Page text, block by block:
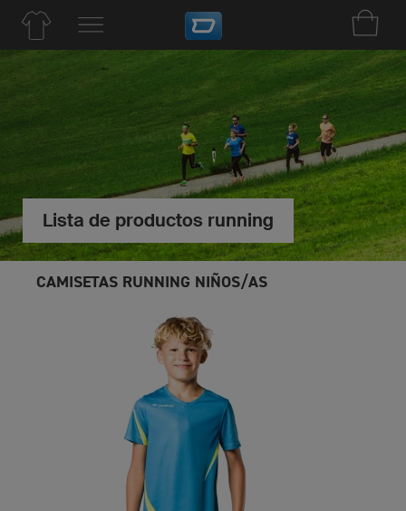
Lista de productos running
CAMISETAS RUNNING NIÑOS/AS